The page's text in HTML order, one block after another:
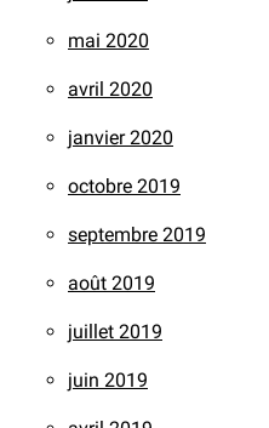
mai 2020
avril 2020
janvier 2020
octobre 2019
septembre 2019
août 2019
juillet 2019
juin 2019